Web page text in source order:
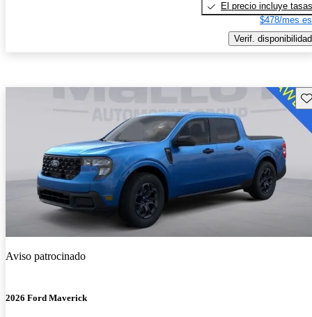
El precio incluye tasas
$478/mes
Verif. disponibilidad
Aviso patrocinado
2026 Ford Maverick